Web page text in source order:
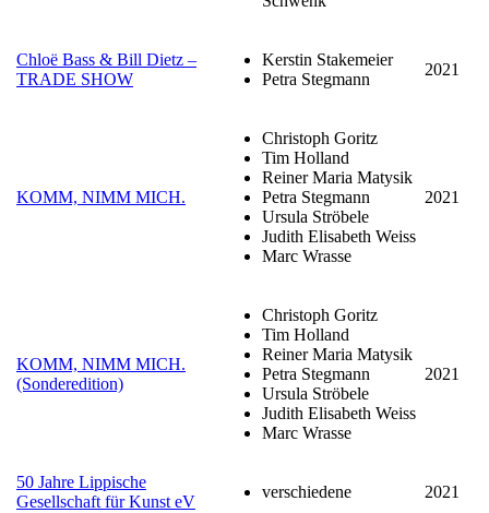
Chloë Bass & Bill Dietz –
TRADE SHOW
Kerstin Stakemeier
Petra Stegmann
2021
KOMM, NIMM MICH.
Christoph Goritz
Tim Holland
Reiner Maria Matysik
Petra Stegmann
Ursula Ströbele
Judith Elisabeth Weiss
Marc Wrasse
2021
KOMM, NIMM MICH.
(Sonderedition)
Christoph Goritz
Tim Holland
Reiner Maria Matysik
Petra Stegmann
Ursula Ströbele
Judith Elisabeth Weiss
Marc Wrasse
2021
50 Jahre Lippische
Gesellschaft für Kunst eV
verschiedene 2021